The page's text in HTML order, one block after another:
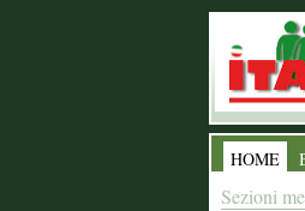
HOME
Sezioni